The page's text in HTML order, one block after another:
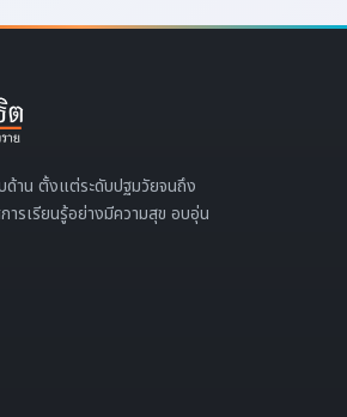
าน ตั้งแต่ระดับปฐมวัยจนถึง
ารเรียนรู้อย่างมีความสุข อบอุ่น